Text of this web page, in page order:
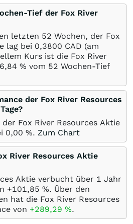
Tief der Fox River
letzten 52 Wochen, der Fox
lag bei 0,3800 CAD (am
Kurs ist die Fox River
% vom 52 Wochen-Tief
der Fox River Resources
Fox River Resources Aktie
0,00 %. Zum Chart
River Resources Aktie
Aktie verbucht über 1 Jahr
+101,85 %. Über den
hat die Fox River Resources
von +289,29 %.